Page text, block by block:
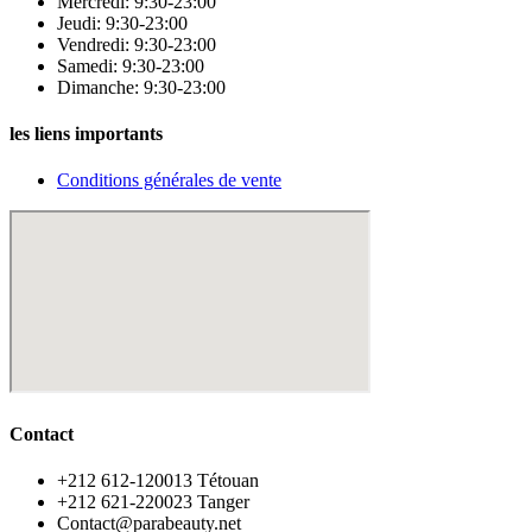
Jeudi: 9:30-23:00
Vendredi: 9:30-23:00
Samedi: 9:30-23:00
Dimanche: 9:30-23:00
les liens importants
Conditions générales de vente
Contact
‪+212 612-120013 Tétouan
‪+212 621-220023 Tanger
Contact@parabeauty.net